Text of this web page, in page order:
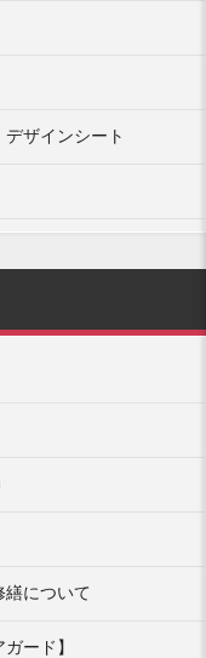
ザインシート
繕について
ード】